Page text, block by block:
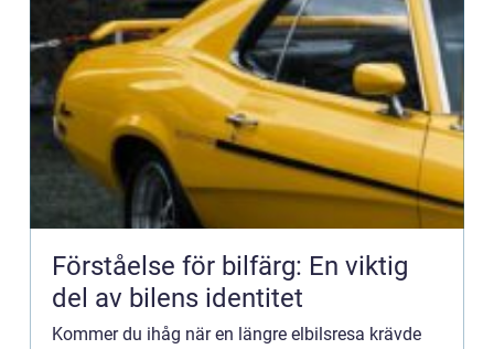
Förståelse för bilfärg: En viktig
del av bilens identitet
Kommer du ihåg när en längre elbilsresa krävde